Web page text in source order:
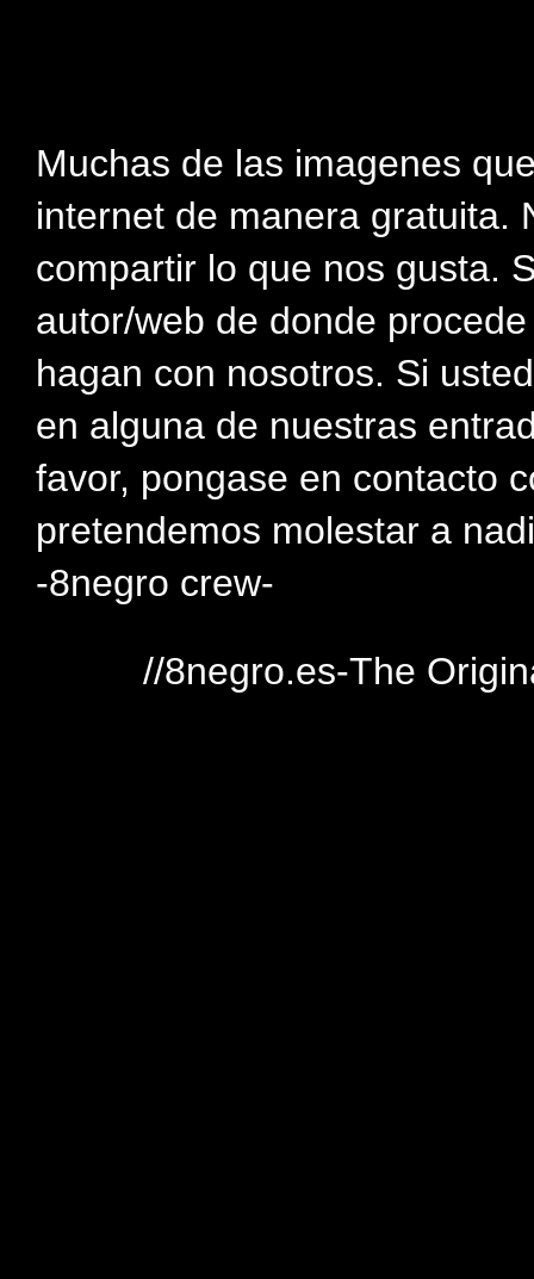
Muchas de las imagenes
internet de manera gratuita.
compartir lo que nos gusta.
autor/web de donde
hagan con nosotros. Si
en alguna de nuestras
favor, pongase en contacto
pretendemos molestar a
-8negro crew-
//8negro.es-The